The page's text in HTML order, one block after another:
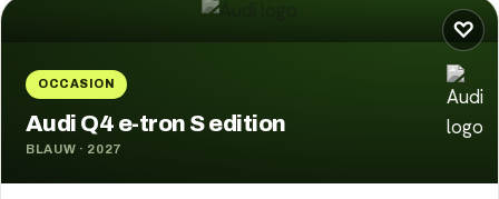
♡
OCCASION
Audi Q4 e-tron S edition
BLAUW · 2027